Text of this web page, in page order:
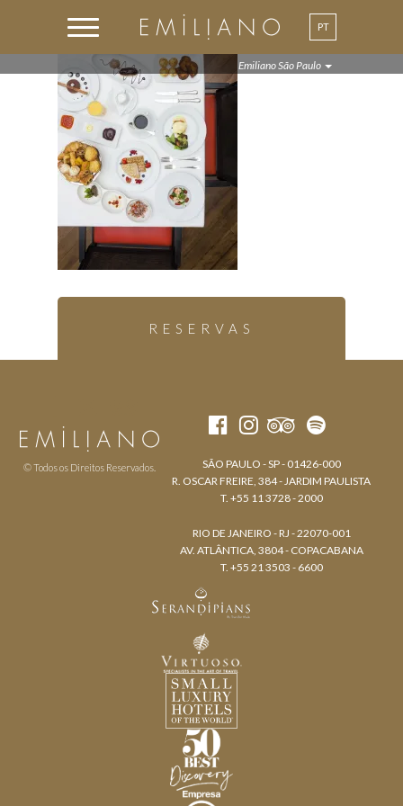
PT
Emiliano São Paulo
RESERVAS
© Todos os Direitos Reservados.
SÃO PAULO - SP - 01426-000
R. OSCAR FREIRE, 384 - JARDIM PAULISTA
T. +55 11 3728 - 2000
RIO DE JANEIRO - RJ - 22070-001
AV. ATLÂNTICA, 3804 - COPACABANA
T. +55 21 3503 - 6600